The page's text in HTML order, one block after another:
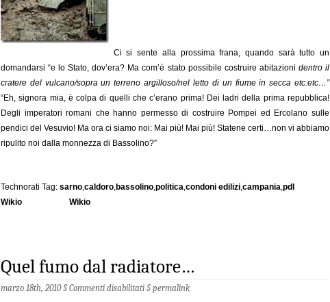
Ci si sente alla prossima frana, quando sarà tutto un
domandarsi “e lo Stato, dov’era? Ma com’è stato possibile costruire abitazioni dentro il
cratere del vulcano/sopra un terreno argilloso/nel letto di un fiume in secca etc.etc…”
“Eh, signora mia, è colpa di quelli che c’erano prima! Dei ladri della prima repubblica!
Degli imperatori romani che hanno permesso di costruire Pompei ed Ercolano sulle
pendici del Vesuvio! Ma ora ci siamo noi: Mai più! Mai più! Statene certi…non vi abbiamo
ripulito noi dalla monnezza di Bassolino?”
Technorati Tag: sarno caldoro bassolino politica condoni edilizi campania pdl
Wikio
Wikio
Quel fumo dal radiatore…
marzo 18th, 2010 §Commenti disabilitati §permalink